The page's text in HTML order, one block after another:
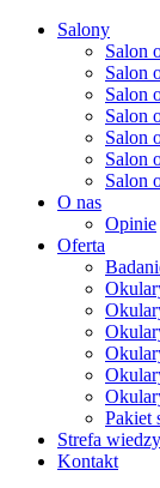
Salony
Salon
Salon
Salon
Salon
Salon
Salon
Salon
O nas
Opinie
Oferta
Pakiet
Strefa wiedzy
Kontakt